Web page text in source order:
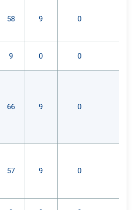
58 9 0
9 0 0
66 9 0
57 9 0